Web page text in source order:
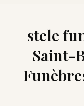
stele
Saint-